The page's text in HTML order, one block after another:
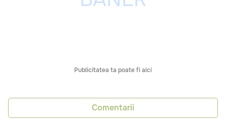
Publicitatea ta poate fi aici
Comentarii